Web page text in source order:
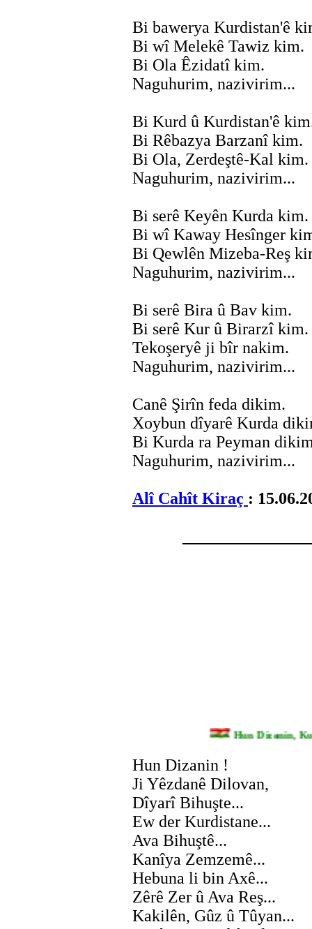
Bi bawerya Kurdistan'ê
Bi wî Melekê Tawiz kim.
Bi Ola Êzidatî kim.
Naguhurim, nazivirim...
Bi Kurd û Kurdistan'ê
Bi Rêbazya Barzanî kim.
Bi Ola, Zerdeştê-Kal kim.
Naguhurim, nazivirim...
Bi serê Keyên Kurda kim.
Bi wî Kaway Hesînger
Bi Qewlên Mizeba-Reş
Naguhurim, nazivirim...
Bi serê Bira û Bav kim.
Bi serê Kur û Birarzî kim.
Tekoşeryê ji bîr nakim.
Naguhurim, nazivirim...
Canê Şirîn feda dikim.
Xoybun dîyarê Kurda
Bi Kurda ra Peyman
Naguhurim, nazivirim...
Alî Cahît Kiraç :
Hun Dizanin,
Hun Dizanin !
Ji Yêzdanê Dilovan,
Dîyarî Bihuşte...
Ew der Kurdistane...
Ava Bihuştê...
Kanîya Zemzemê...
Hebuna li bin Axê...
Zêrê Zer û Ava Reş...
Kakilên, Gûz û Tûyan...